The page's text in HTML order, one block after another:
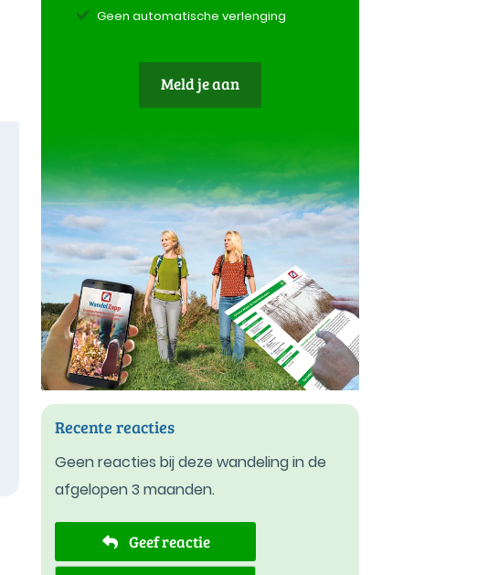
Geen automatische verlenging
Meld je aan
Recente reacties
Geen reacties bij deze wandeling in de
afgelopen 3 maanden.
Geef reactie